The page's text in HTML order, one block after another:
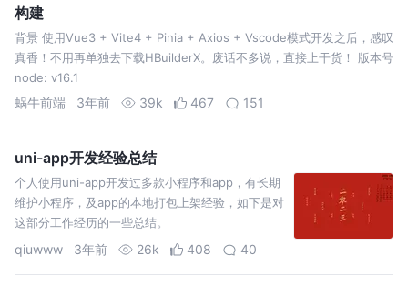
构建
背景 使用Vue3 + Vite4 + Pinia + Axios + Vscode模式开发之后，感叹
真香！不用再单独去下载HBuilderX。废话不多说，直接上干货！ 版本号
node: v16.1
蜗牛前端 3年前 39k 467 151
uni-app开发经验总结
个人使用uni-app开发过多款小程序和app，有长期
维护小程序，及app的本地打包上架经验，如下是对
这部分工作经历的一些总结。
qiuwww 3年前 26k 408 40